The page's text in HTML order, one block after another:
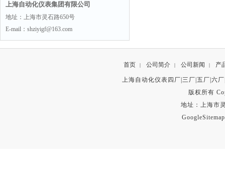
上海自动化仪表集团有限公司
地址：上海市灵石路650号
E-mail：shziyigf@163.com
首页 | 公司简介 | 公司新闻 | 产
上海自动化仪表四厂|三厂|五厂|六
版权所有
地址：上海市
GoogleSitemap